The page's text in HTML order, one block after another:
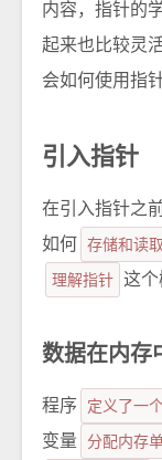
内容，指针的
起来也比较灵
会如何使用指
引入指针
在引入指针之
如何
存储和读取
理解指针 这个
数据在内存
程序 定义了一
变量
分配内存